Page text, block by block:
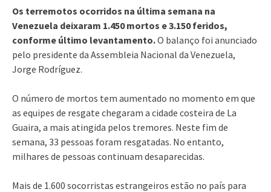
Os terremotos ocorridos na última semana na
Venezuela deixaram 1.450 mortos e 3.150 feridos,
conforme último levantamento.O balanço foi anunciado
pelo presidente da Assembleia Nacional da Venezuela,
Jorge Rodríguez.
O número de mortos tem aumentado no momento em que
as equipes de resgate chegaram a cidade costeira de La
Guaira, a mais atingida pelos tremores. Neste fim de
semana, 33 pessoas foram resgatadas. No entanto,
milhares de pessoas continuam desaparecidas.
Mais de 1.600 socorristas estrangeiros estão no país para